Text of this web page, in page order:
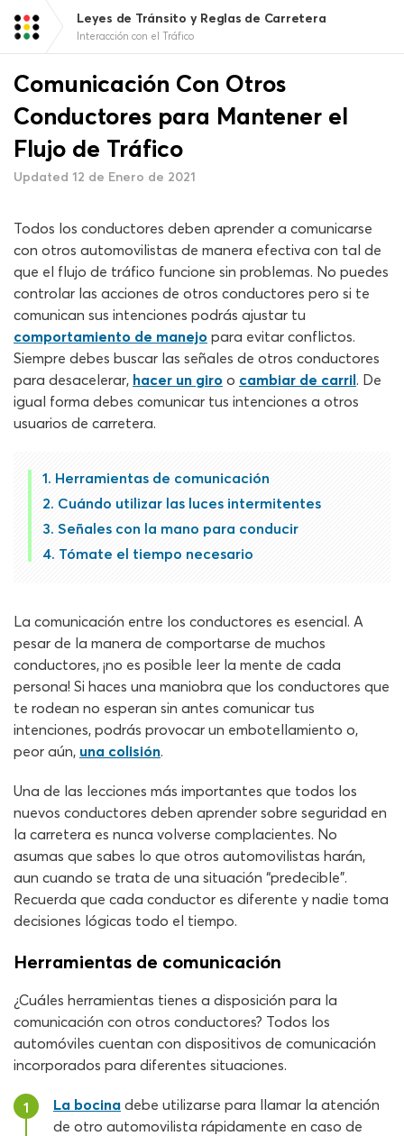
Leyes de Tránsito y Reglas de Carretera
Interacción con el Tráfico
Comunicación Con Otros
Conductores para Mantener el
Flujo de Tráfico
Updated 12 de Enero de 2021
Todos los conductores deben aprender a comunicarse
con otros automovilistas de manera efectiva con tal de
que el flujo de tráfico funcione sin problemas. No puedes
controlar las acciones de otros conductores pero si te
comunican sus intenciones podrás ajustar tu
comportamiento de manejo para evitar conflictos.
Siempre debes buscar las señales de otros conductores
para desacelerar, hacer un giro o cambiar de carril. De
igual forma debes comunicar tus intenciones a otros
usuarios de carretera.
Herramientas de comunicación
Cuándo utilizar las luces intermitentes
Señales con la mano para conducir
Tómate el tiempo necesario
La comunicación entre los conductores es esencial. A
pesar de la manera de comportarse de muchos
conductores, ¡no es posible leer la mente de cada
persona! Si haces una maniobra que los conductores que
te rodean no esperan sin antes comunicar tus
intenciones, podrás provocar un embotellamiento o,
peor aún, una colisión.
Una de las lecciones más importantes que todos los
nuevos conductores deben aprender sobre seguridad en
la carretera es nunca volverse complacientes. No
asumas que sabes lo que otros automovilistas harán,
aun cuando se trata de una situación “predecible”.
Recuerda que cada conductor es diferente y nadie toma
decisiones lógicas todo el tiempo.
Herramientas de comunicación
¿Cuáles herramientas tienes a disposición para la
comunicación con otros conductores? Todos los
automóviles cuentan con dispositivos de comunicación
incorporados para diferentes situaciones.
1 La bocina debe utilizarse para llamar la atención
de otro automovilista rápidamente en caso de